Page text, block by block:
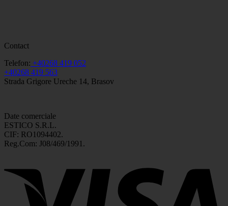
Contact
Telefon: +40268 419 052
+40268 419 563
Strada Grigore Ureche 14, Brasov
Date comerciale
ESTICO S.R.L.
CIF: RO1094402.
Reg.Com: J08/469/1991.